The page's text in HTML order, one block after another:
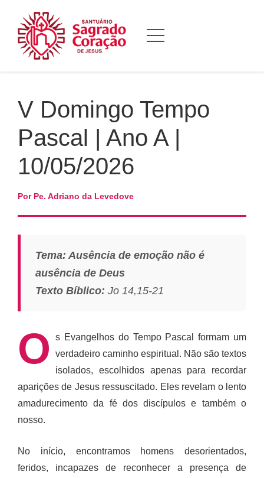
V Domingo Tempo
Pascal | Ano A |
10/05/2026
Por Pe. Adriano da Levedove
Tema: Ausência de emoção não é
ausência de Deus
Texto Bíblico: Jo 14,15-21
O
s Evangelhos do Tempo Pascal formam um
verdadeiro caminho espiritual. Não são textos
isolados, escolhidos apenas para recordar
aparições de Jesus ressuscitado. Eles revelam o lento
amadurecimento da fé dos discípulos e também o
nosso.
No início, encontramos homens desorientados,
feridos, incapazes de reconhecer a presença de